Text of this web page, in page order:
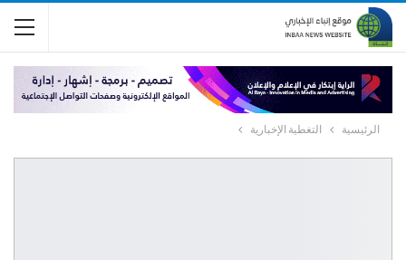
الرئيسية التغطية الإخبارية